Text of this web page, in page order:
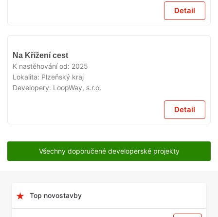
Detail
Na Křížení cest
K nastěhování od: 2025
Lokalita: Plzeňský kraj
Developery: LoopWay, s.r.o.
Detail
Všechny doporučené developerské projekty
Top novostavby